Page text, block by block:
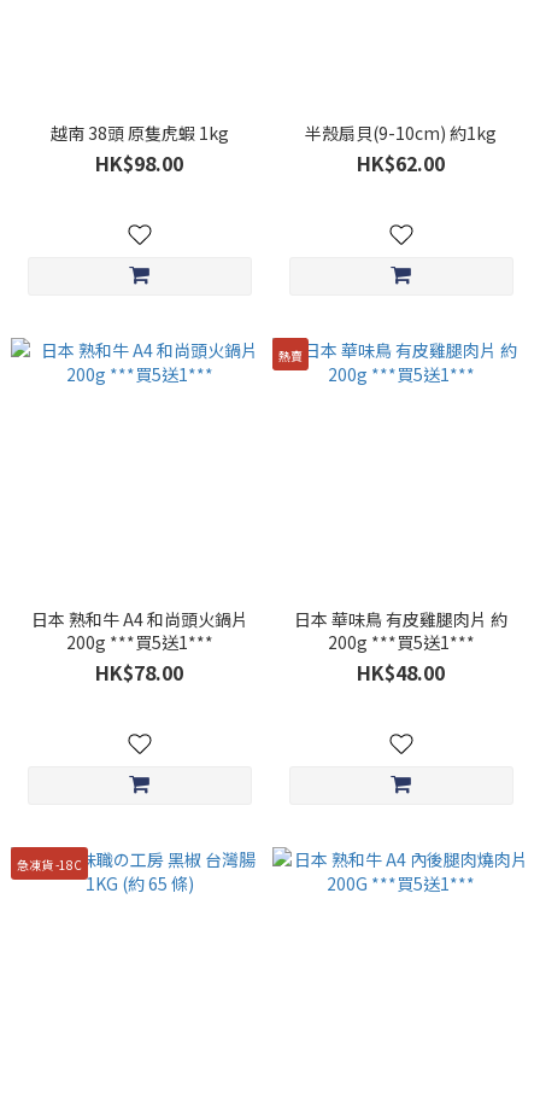
越南 38頭 原隻虎蝦 1kg
HK$98.00
半殼扇貝(9-10cm) 約1kg
HK$62.00
日本 熟和牛 A4 和尚頭火鍋片
200g ***買5送1***
HK$78.00
熱賣
日本 華味鳥 有皮雞腿肉片 約
200g ***買5送1***
HK$48.00
急凍貨 -18C